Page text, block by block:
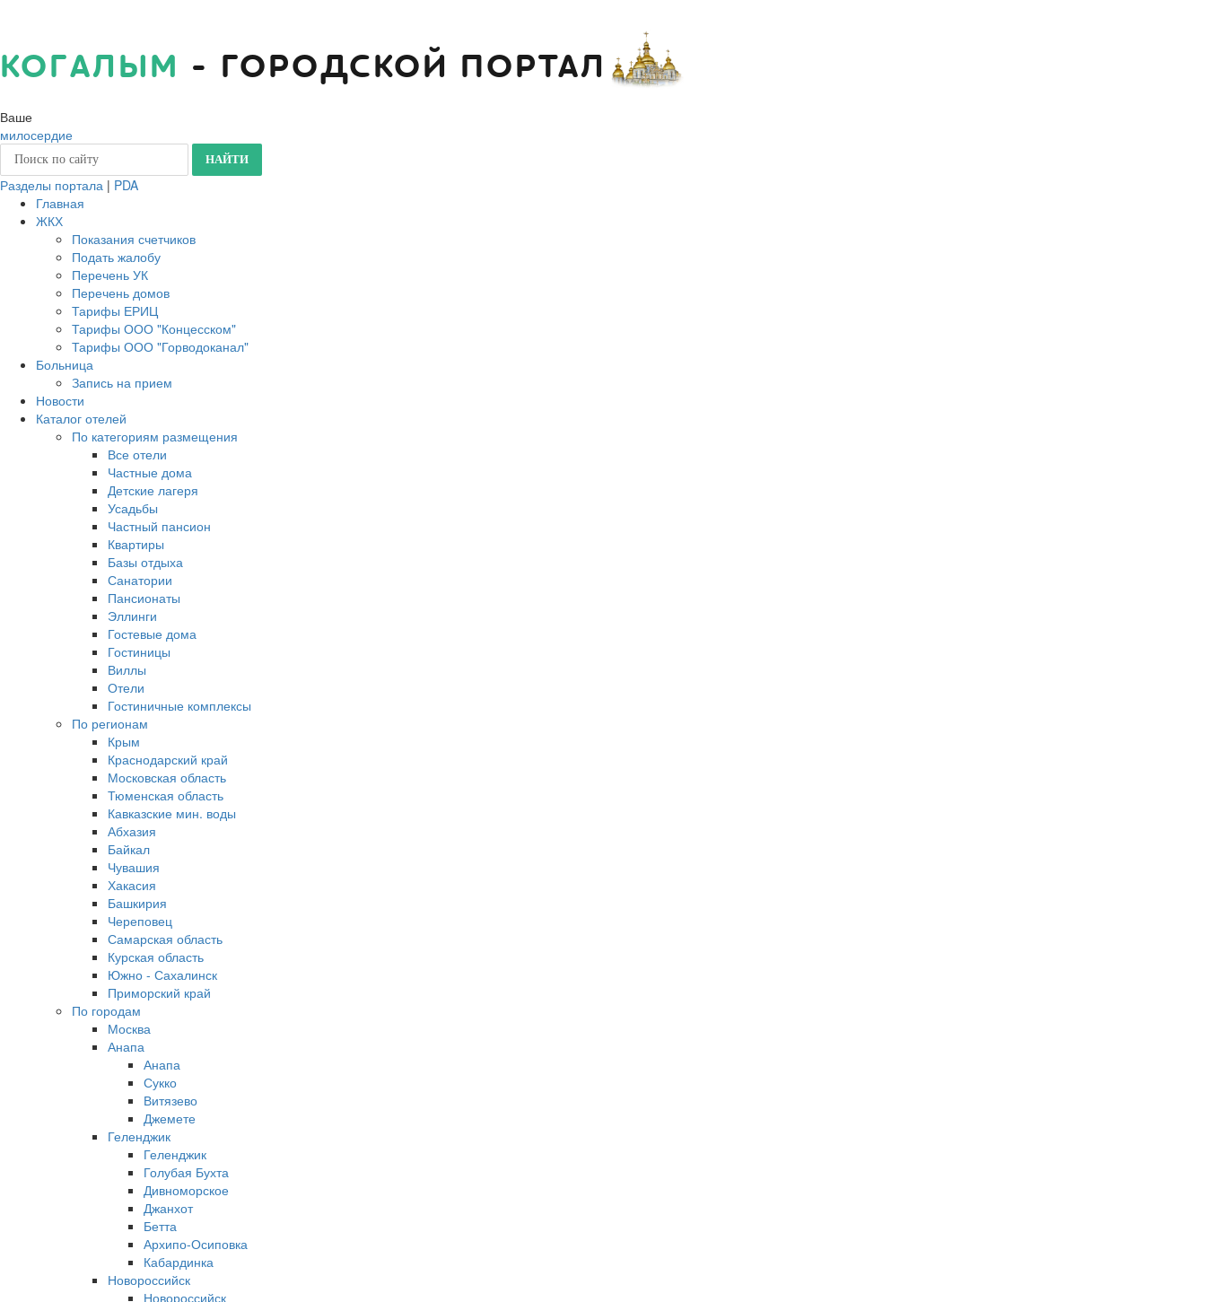
КОГАЛЫМ - ГОРОДСКОЙ ПОРТАЛ
Ваше
милосердие
Разделы портала | PDA
Главная
ЖКХ
Показания счетчиков
Подать жалобу
Перечень УК
Перечень домов
Тарифы ЕРИЦ
Тарифы ООО "Концесском"
Тарифы ООО "Горводоканал"
Больница
Запись на прием
Новости
Каталог отелей
По категориям размещения
Все отели
Частные дома
Детские лагеря
Усадьбы
Частный пансион
Квартиры
Базы отдыха
Санатории
Пансионаты
Эллинги
Гостевые дома
Гостиницы
Виллы
Отели
Гостиничные комплексы
По регионам
Крым
Краснодарский край
Московская область
Тюменская область
Кавказские мин. воды
Абхазия
Байкал
Чувашия
Хакасия
Башкирия
Череповец
Самарская область
Курская область
Южно - Сахалинск
Приморский край
По городам
Москва
Анапа
Анапа
Сукко
Витязево
Джемете
Геленджик
Геленджик
Голубая Бухта
Дивноморское
Джанхот
Бетта
Архипо-Осиповка
Кабардинка
Новороссийск
Новороссийск